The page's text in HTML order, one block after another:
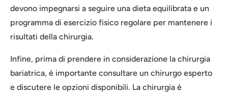
devono impegnarsi a seguire una dieta equilibrata e un
programma di esercizio fisico regolare per mantenere i
risultati della chirurgia.
Infine, prima di prendere in considerazione la chirurgia
bariatrica, è importante consultare un chirurgo esperto
e discutere le opzioni disponibili. La chirurgia è